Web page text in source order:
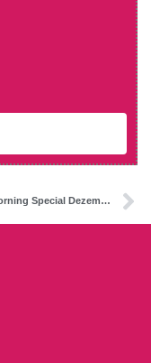
Sunday Morning Special Dezember